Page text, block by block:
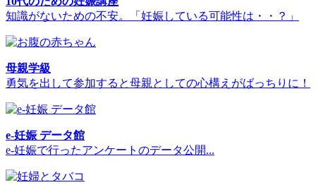
知識がないための不安。「妊娠している可能性は・・？」
母親学級
勇気を出して参加すると母親としての心構えがばっちりに！
e-妊娠 データ館
e-妊娠で行ったアンケートのデータ公開...